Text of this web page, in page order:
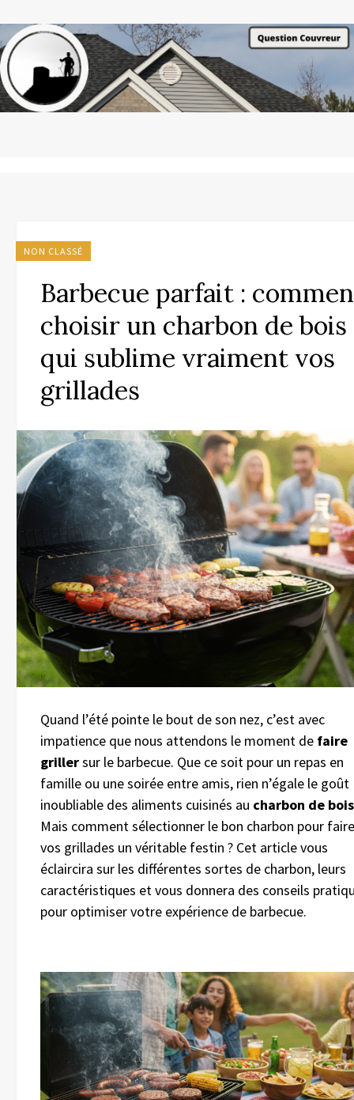
NON CLASSÉ
Barbecue parfait :
choisir un charbon de bois
qui sublime vraiment vos
grillades
Quand l’été pointe le bout de son nez, c’est avec
impatience que nous attendons le moment de faire
grillersur le barbecue. Que ce soit pour un repas en
famille ou une soirée entre amis, rien n’égale le goût
inoubliable des aliments cuisinés au charbon de bois
Mais comment sélectionner le bon charbon pour
vos grillades un véritable festin ? Cet article vous
éclaircira sur les différentes sortes de charbon, leurs
caractéristiques et vous donnera des conseils
pour optimiser votre expérience de barbecue.